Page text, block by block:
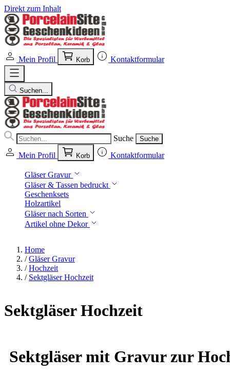
Direkt zum Inhalt
Mein Profil Korb Kontaktformular
Suchen...
Suche Suche
Mein Profil Korb Kontaktformular
Gläser Gravur
Gläser & Tassen bedruckt
Geschenksets
Holzartikel
Gläser nach Sorten
Artikel ohne Dekor
Home
/ Gläser Gravur
/ Hochzeit
/ Sektgläser Hochzeit
Sektgläser Hochzeit
Sektgläser mit Gravur zur